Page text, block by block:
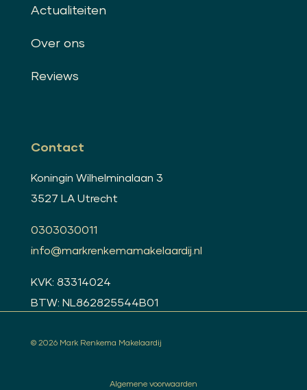
Actualiteiten
Over ons
Reviews
Contact
Koningin Wilhelminalaan 3
3527 LA Utrecht
0303030011
info@markrenkemamakelaardij.nl
KVK: 83314024
BTW: NL862825544B01
© 2026 Mark Renkema Makelaardij
Algemene voorwaarden